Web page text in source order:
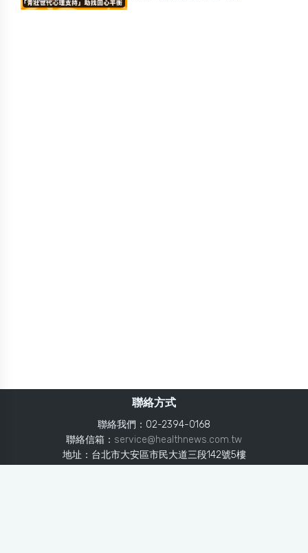
聯絡方式
聯絡我們：02-2394-0168
聯絡信箱： service@healthnews.com.tw
地址：台北市大安區市民大道三段142號5樓